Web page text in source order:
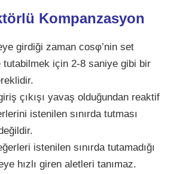
Kompanzasyon
girdiği zaman cosφ’nin set
tutabilmek için 2-8 saniye gibi bir
çıkışı yavaş olduğundan reaktif
istenilen sınırda tutması
istenilen sınırda tutamadığı
hızlı giren aletleri tanımaz.